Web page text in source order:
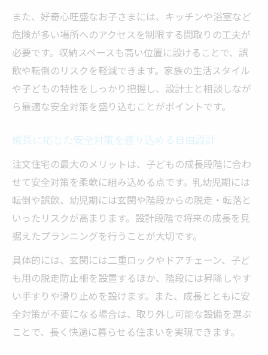
また、好奇心旺盛なお子さまには、キッチンや浴室など
危険が多い場所へのアクセスを制限する間取りの工夫が
必要です。収納スペースも高い位置に設けることで、誤
飲や転倒のリスクを軽減できます。家族の生活スタイル
や子どもの特性をしっかり把握し、設計士と相談しなが
ら最適な安全対策を盛り込むことがポイントです。
成長に応じた安全対策を盛り込める自由設計
注文住宅の最大のメリットは、子どもの成長段階に合わ
せて安全対策を柔軟に組み込める点です。乳幼児期には
転倒や誤飲、幼児期には玄関や階段からの脱走・転落と
いったリスクが高まります。設計段階で将来の成長を見
据えたプランニングを行うことが大切です。
具体的には、玄関には二重ロックやドアチェーン、子ど
も用の脱走防止柵を設置するほか、階段には昇降しやす
い手すりや滑り止めを設けます。また、成長とともに安
全対策が不要になる場合は、取り外し可能な設備を選ぶ
ことで、長く快適に暮らせる住まいを実現できます。